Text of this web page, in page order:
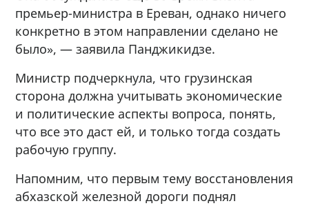
премьер-министра в Ереван, однако ничего
конкретно в этом направлении сделано не
было», — заявила Панджикидзе.
Министр подчеркнула, что грузинская
сторона должна учитывать экономические
и политические аспекты вопроса, понять,
что все это даст ей, и только тогда создать
рабочую группу.
Напомним, что первым тему восстановления
абхазской железной дороги поднял